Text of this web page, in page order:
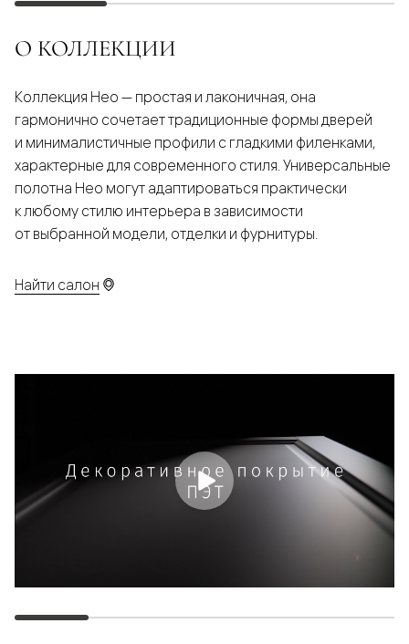
О КОЛЛЕКЦИИ
Коллекция Нео — простая и лаконичная, она
гармонично сочетает традиционные формы дверей
и минималистичные профили с гладкими филенками,
характерные для современного стиля. Универсальные
полотна Нео могут адаптироваться практически
к любому стилю интерьера в зависимости
от выбранной модели, отделки и фурнитуры.
Найти салон